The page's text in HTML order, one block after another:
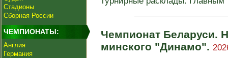
Стадионы
Сборная России
ЧЕМПИОНАТЫ:
Англия
Германия
Чемпионат Беларуси.
минского "Динамо".